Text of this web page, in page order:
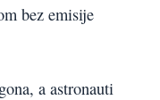
bez emisije
a astronauti